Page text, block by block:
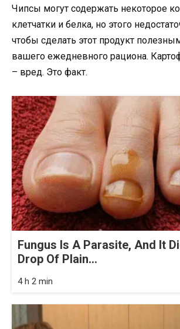
Чипсы могут содержать некоторое
клетчатки и белка, но этого
чтобы сделать этот продукт
вашего ежедневного рациона.
– вред. Это факт.
Fungus Is A Parasite, And It
Drop Of Plain...
4 h 2 min